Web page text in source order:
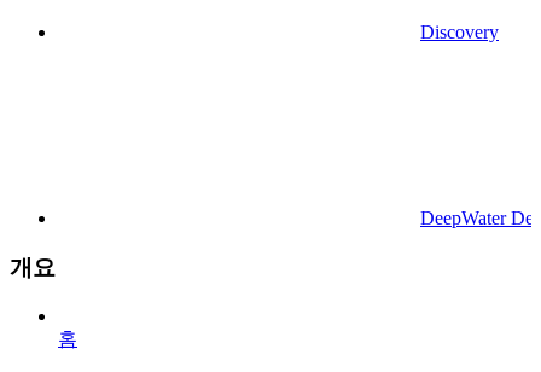
Discovery
DeepWater
개요
홈